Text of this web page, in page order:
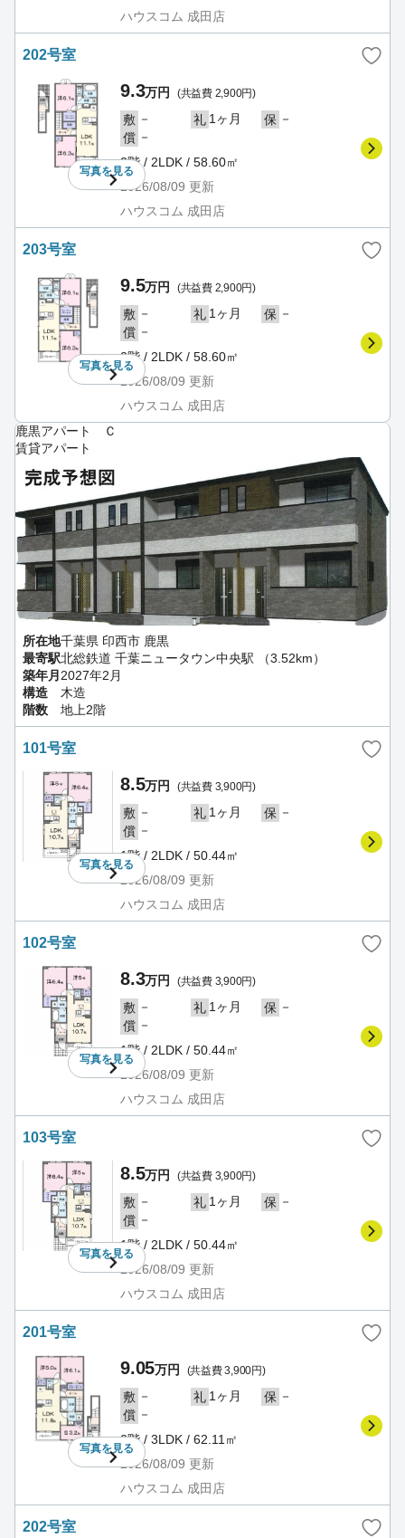
ハウスコム 成田店
202号室
写真を見る
9.3万円 (共益費 2,900円)
敷 － 礼 1ヶ月 保 －
償 －
2階 / 2LDK / 58.60㎡
2026/08/09 更新
ハウスコム 成田店
203号室
写真を見る
9.5万円 (共益費 2,900円)
敷 － 礼 1ヶ月 保 －
償 －
2階 / 2LDK / 58.60㎡
2026/08/09 更新
ハウスコム 成田店
鹿黒アパート Ｃ
賃貸アパート
所在地千葉県 印西市 鹿黒
最寄駅北総鉄道 千葉ニュータウン中央駅 （3.52km）
築年月 2027年2月
構造
木造
階数
地上2階
101号室
写真を見る
8.5万円 (共益費 3,900円)
敷 － 礼 1ヶ月 保 －
償 －
1階 / 2LDK / 50.44㎡
2026/08/09 更新
ハウスコム 成田店
102号室
写真を見る
8.3万円 (共益費 3,900円)
敷 － 礼 1ヶ月 保 －
償 －
1階 / 2LDK / 50.44㎡
2026/08/09 更新
ハウスコム 成田店
103号室
写真を見る
8.5万円 (共益費 3,900円)
敷 － 礼 1ヶ月 保 －
償 －
1階 / 2LDK / 50.44㎡
2026/08/09 更新
ハウスコム 成田店
201号室
写真を見る
9.05万円 (共益費 3,900円)
敷 － 礼 1ヶ月 保 －
償 －
2階 / 3LDK / 62.11㎡
2026/08/09 更新
ハウスコム 成田店
202号室